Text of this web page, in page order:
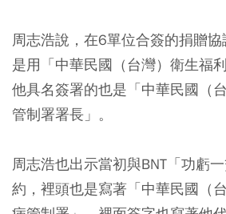
周志浩說，在6單位合簽的捐贈
是用「中華民國（台灣）衛生福
他具名簽署的也是「中華民國（
管制署署長」。
周志浩也出示當初與BNT「功虧
約，裡頭也是寫著「中華民國（